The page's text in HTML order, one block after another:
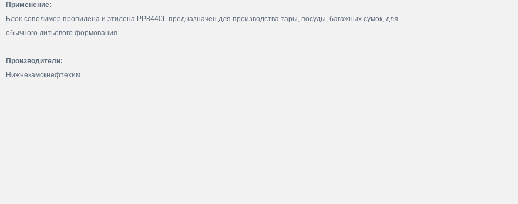
Применение:
Блок-сополимер пропилена и этилена PP8440L предназначен для производства тары, посуды, багажных сумок, для
обычного литьевого формования.
Производители:
Нижнекамскнефтехим.